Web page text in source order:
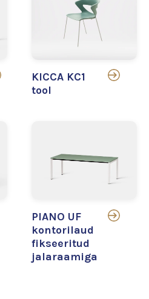
KICCA KC1
tool
PIANO UF
kontorilaud
fikseeritud
jalaraamiga